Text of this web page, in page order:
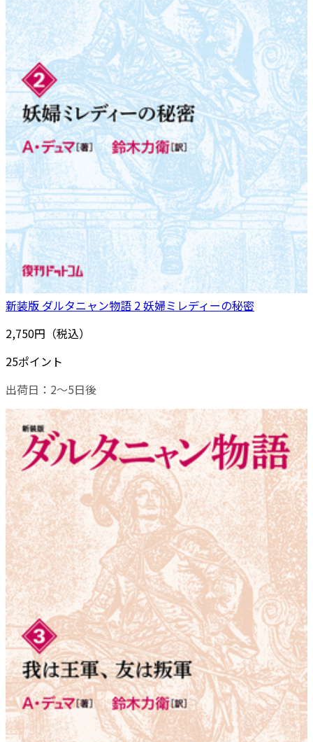
新装版 ダルタニャン物語 2 妖婦ミレディーの秘密
2,750円（税込）
25ポイント
出荷日：2～5日後